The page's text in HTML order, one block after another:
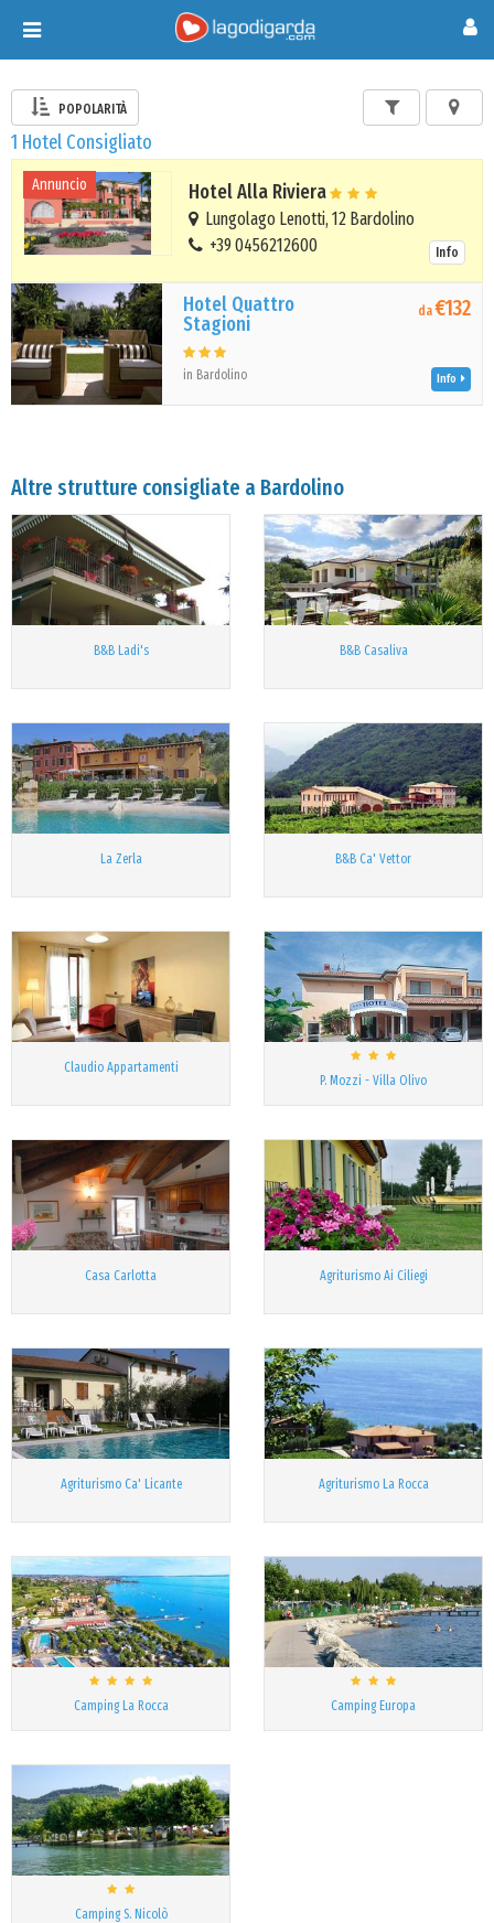
Toggle
navigation
POPOLARITÀ
1 Hotel Consigliato
Annuncio Hotel Alla Riviera
Lungolago Lenotti, 12 Bardolino
+39 0456212600
Info
Hotel Quattro
Stagioni
in Bardolino
da€132
Info
Altre strutture consigliate a Bardolino
B&B Ladi's B&B Casaliva
La Zerla B&B Ca' Vettor
Claudio Appartamenti
P. Mozzi - Villa Olivo
Casa Carlotta Agriturismo Ai Ciliegi
Agriturismo Ca' Licante Agriturismo La Rocca
Camping La Rocca Camping Europa
Camping S. Nicolò